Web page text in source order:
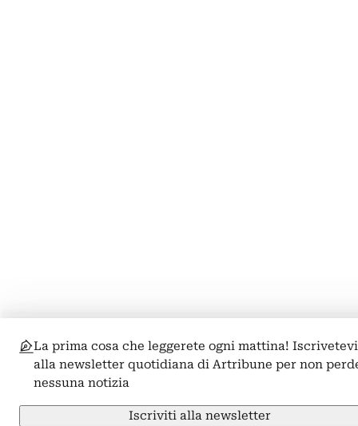
La prima cosa che leggerete ogni mattina! Iscrivetevi
alla newsletter quotidiana di Artribune per non
nessuna notizia
Iscriviti alla newsletter